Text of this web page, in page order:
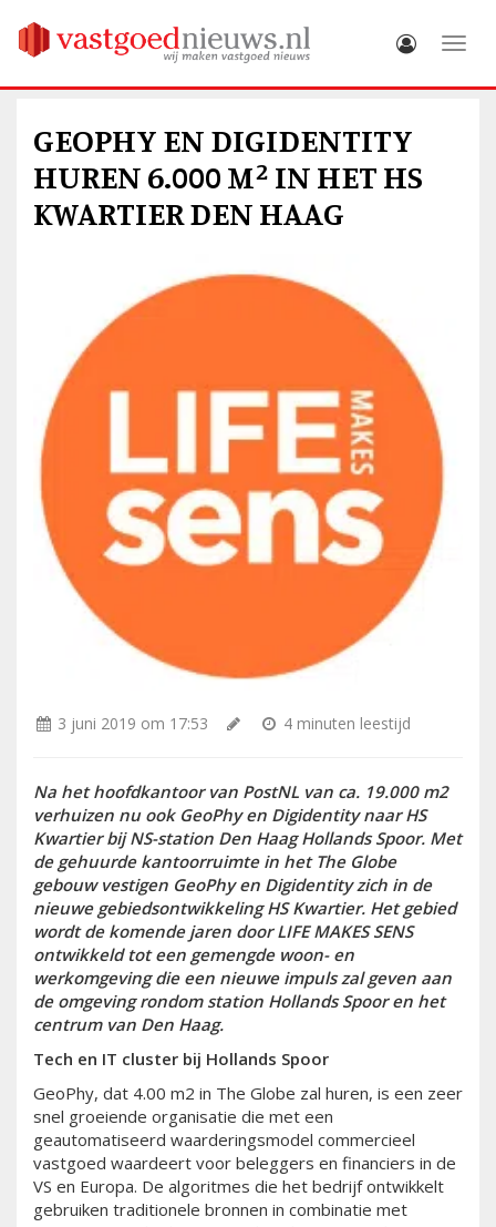
GEOPHY EN DIGIDENTITY
HUREN 6.000 M² IN HET HS
KWARTIER DEN HAAG
3 juni 2019 om 17:53 4 minuten leestijd
Na het hoofdkantoor van PostNL van ca. 19.000 m2
verhuizen nu ook GeoPhy en Digidentity naar HS
Kwartier bij NS-station Den Haag Hollands Spoor. Met
de gehuurde kantoorruimte in het The Globe
gebouw vestigen GeoPhy en Digidentity zich in de
nieuwe gebiedsontwikkeling HS Kwartier. Het gebied
wordt de komende jaren door LIFE MAKES SENS
ontwikkeld tot een gemengde woon- en
werkomgeving die een nieuwe impuls zal geven aan
de omgeving rondom station Hollands Spoor en het
centrum van Den Haag.
Tech en IT cluster bij Hollands Spoor
GeoPhy, dat 4.00 m2 in The Globe zal huren, is een zeer
snel groeiende organisatie die met een
geautomatiseerd waarderingsmodel commercieel
vastgoed waardeert voor beleggers en financiers in de
VS en Europa. De algoritmes die het bedrijf ontwikkelt
gebruiken traditionele bronnen in combinatie met